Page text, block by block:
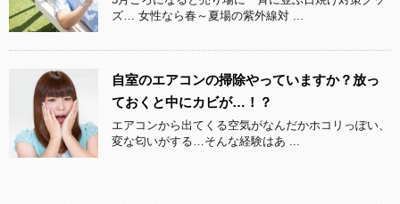
ズ… 女性なら春～夏場の紫外線対 ...
自室のエアコンの掃除やっていますか？放っ
ておくと中にカビが…！？
エアコンから出てくる空気がなんだかホコリっぽい、
変な匂いがする…そんな経験はあ ...